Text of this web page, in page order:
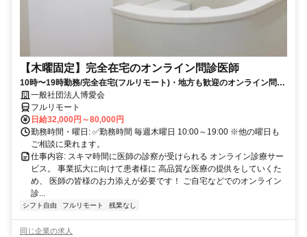
【木曜固定】完全在宅のオンライン問診医師
10時〜19時勤務/完全在宅(フルリモート)・地方も歓迎のオンライン問診
業務一般社団法人博愛会
フルリモート
日給32,000円～80,000円
勤務時間・曜日: ✅勤務時間 毎週木曜日 10:00～19:00 ※他の曜日も
ご相談に乗れます。
仕事内容: スキマ時間に医師の診察が受けられる オンライン診療サー
ビス。 事業拡大に向けて患者様に 高品質な医療の提供をしていくた
め、 医師の皆様のお力添えが必要です！ ご自宅などでのオンライン
診...
シフト自由 フルリモート 残業なし
同じ企業の求人